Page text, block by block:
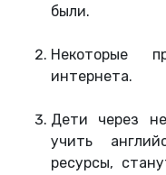
были.
Некоторые
интернета.
Дети через
учить
ресурсы,